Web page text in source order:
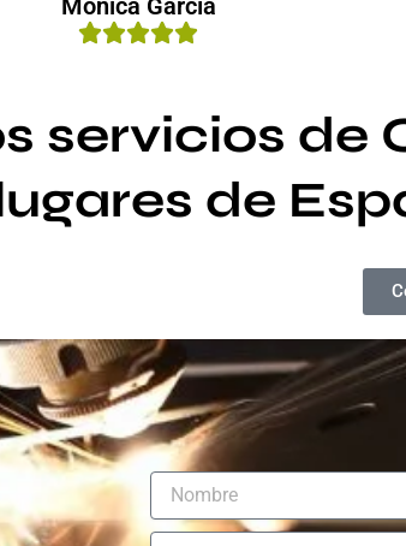
Mónica García
servicios de
de
N
m